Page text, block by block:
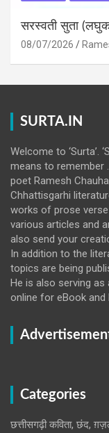
सरस्वती सुता
08/07/2026
SURTA.IN
Welcome to ‘Surta’.
means to remember
poet Ramesh
Chhattisgarhi
works of prose
various articles and
also send your
In addition to the
topics are being
He is also serving as
online for eBook and
Categories
छत्तीसगढ़ी कविता, छंद,